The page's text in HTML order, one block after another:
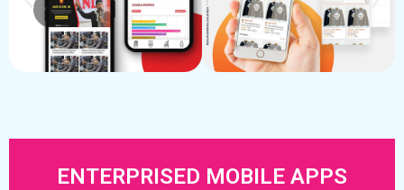
ENTERPRISED MOBILE APPS